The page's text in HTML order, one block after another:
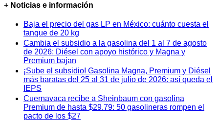
+ Noticias e información
Baja el precio del gas LP en México: cuánto cuesta el
tanque de 20 kg
Cambia el subsidio a la gasolina del 1 al 7 de agosto
de 2026: Diésel con apoyo histórico y Magna y
Premium bajan
¡Sube el subsidio! Gasolina Magna, Premium y Diésel
más baratas del 25 al 31 de julio de 2026: así queda el
IEPS
Cuernavaca recibe a Sheinbaum con gasolina
Premium de hasta $29.79: 50 gasolineras rompen el
pacto de los $27